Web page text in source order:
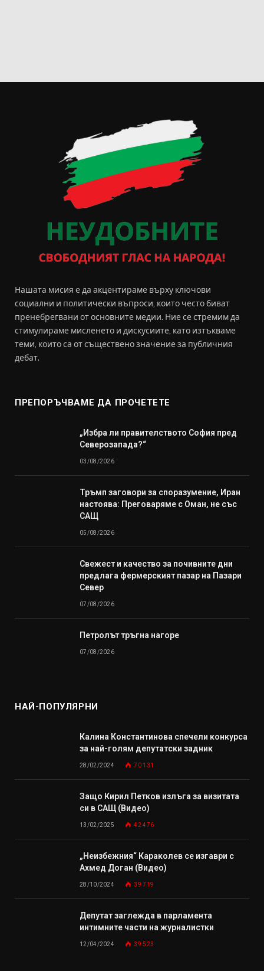
Нашата мисия е да акцентираме върху ключови
социални и политически въпроси, които често биват
пренебрегвани от основните медии. Ние се стремим да
стимулираме мисленето и дискусиите, като изтъкваме
теми, които са от съществено значение за публичния
дебат.
ПРЕПОРЪЧВАМЕ ДА ПРОЧЕТЕТЕ
„Избра ли правителството София пред
Северозапада?“
03/08/2026
Тръмп заговори за споразумение, Иран
настоява: Преговаряме с Оман, не със
САЩ
05/08/2026
Свежест и качество за почивните дни
предлага фермерският пазар на Пазари
Север
07/08/2026
Петролът тръгна нагоре
07/08/2026
НАЙ-ПОПУЛЯРНИ
Калина Константинова спечели конкурса
за най-голям депутатски задник
28/02/2024 70 131
Защо Кирил Петков излъга за визитата
си в САЩ (Видео)
13/02/2025 42 476
„Неизбежния“ Караколев се изгаври с
Ахмед Доган (Видео)
28/10/2024 39 719
Депутат заглежда в парламента
интимните части на журналистки
12/04/2024 39 523